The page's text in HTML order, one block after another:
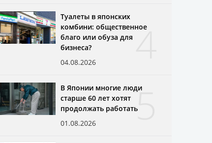
4
Туалеты в японских
комбини: общественное
благо или обуза для
бизнеса?
04.08.2026
5
В Японии многие люди
старше 60 лет хотят
продолжать работать
01.08.2026